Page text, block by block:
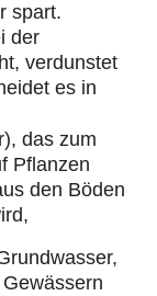
spart.
der
verdunstet
es in
das zum
Pflanzen
den Böden